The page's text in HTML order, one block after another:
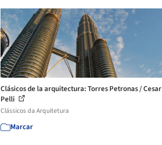
Clásicos de la arquitectura: Torres Petronas / Cesar
Pelli
Clássicos da Arquitetura
Marcar